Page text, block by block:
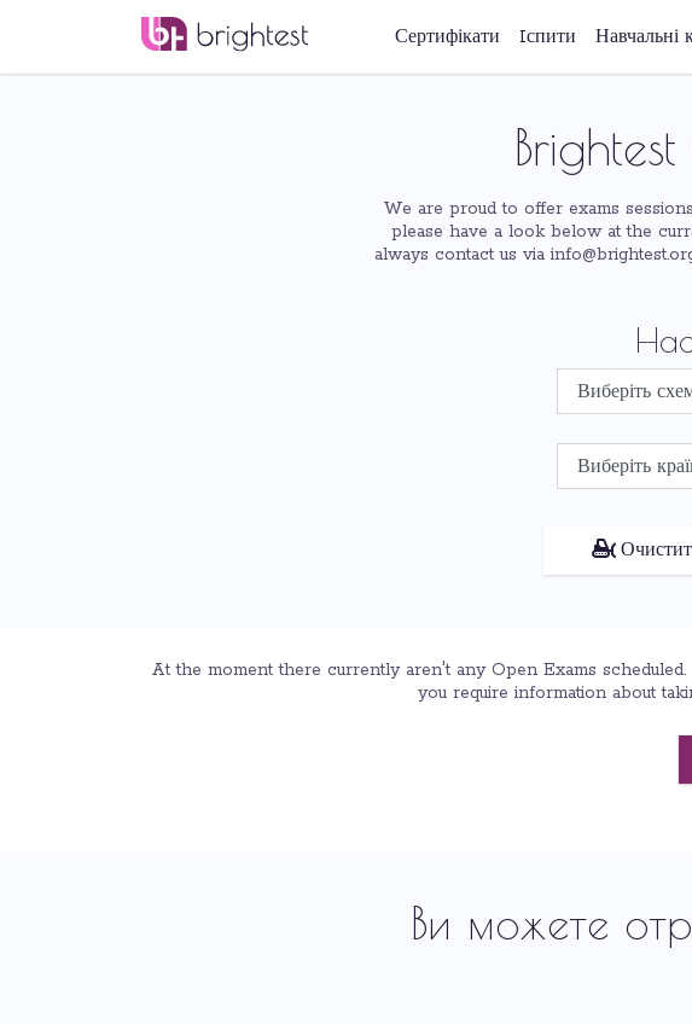
Сертифікати Iспити Навчальні
Brightest
We are proud to offer exams
please have a look below at the
always contact us via
At the moment there currently aren't any Open Exams
you require information about
Ви можете